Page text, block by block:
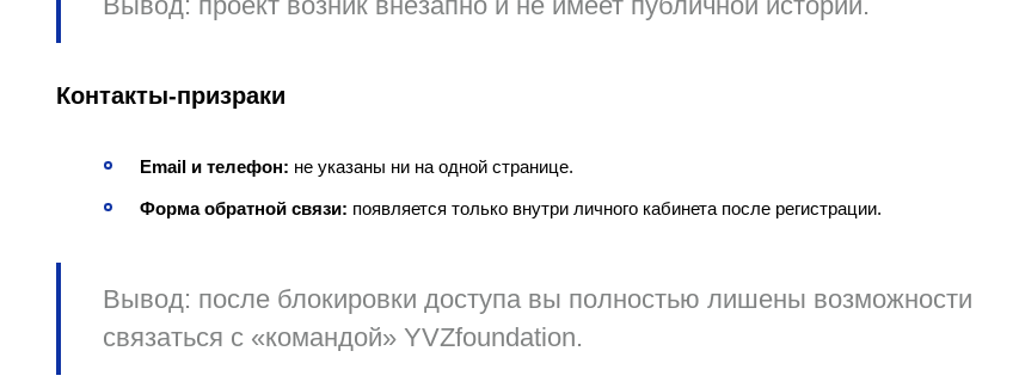
Контакты‑призраки
Email и телефон: не указаны ни на одной странице.
Форма обратной связи: появляется только внутри личного кабинета после регистрации.
Вывод: после блокировки доступа вы полностью лишены возможности
связаться с «командой» YVZfoundation.